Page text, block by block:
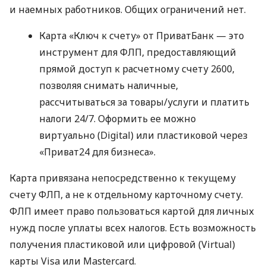
и наемных работников. Общих ограничений нет.
Карта «Ключ к счету» от ПриватБанк — это
инструмент для ФЛП, предоставляющий
прямой доступ к расчетному счету 2600,
позволяя снимать наличные,
рассчитываться за товары/услуги и платить
налоги 24/7. Оформить ее можно
виртуально (Digital) или пластиковой через
«Приват24 для бизнеса».
Карта привязана непосредственно к текущему
счету ФЛП, а не к отдельному карточному счету.
ФЛП имеет право пользоваться картой для личных
нужд после уплаты всех налогов. Есть возможность
получения пластиковой или цифровой (Virtual)
карты Visa или Mastercard.